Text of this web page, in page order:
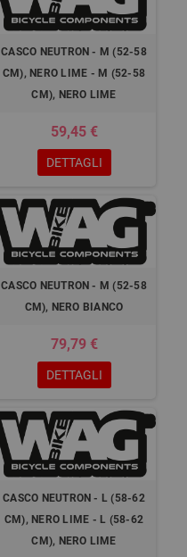
CASCO NEUTRON - M (52-58
CM), NERO LIME - M (52-58
CM), NERO LIME
59,45 €
DETTAGLI
CASCO NEUTRON - M (52-58
CM), NERO BIANCO
79,79 €
DETTAGLI
CASCO NEUTRON - L (58-62
CM), NERO LIME - L (58-62
CM), NERO LIME